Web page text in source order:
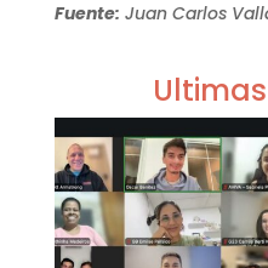
Fuente: Juan Carlos